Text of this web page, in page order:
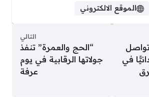
الموقع الالكتروني
في
التالي
“الحج والعمرة” تنفذ
جولاتها الرقابية في يوم
عرفة